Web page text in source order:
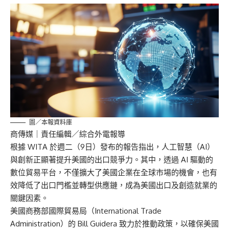
圖／本報資料庫
商傳媒 ｜責任編輯／綜合外電報導
根據 WITA 於週二（9日）發布的報告指出，人工智慧（AI）
與創新正顯著提升美國的出口競爭力。其中，透過 AI 驅動的
數位貿易平台，不僅擴大了美國企業在全球市場的機會，也有
效降低了出口門檻並轉型供應鏈，成為美國出口及創造就業的
關鍵因素。
美國商務部國際貿易局（International Trade
Administration）的 Bill Guidera 致力於推動政策，以確保美國